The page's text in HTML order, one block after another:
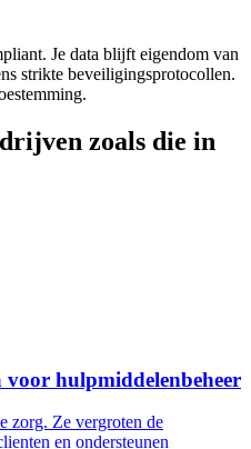
Je data blijft eigendom van
strikte beveiligingsprotocollen.
zoals die in
hulpmiddelenbeheer
zorg. Ze vergroten de
en ondersteunen